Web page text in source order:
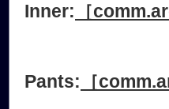
Inner: ［
Pants: ［